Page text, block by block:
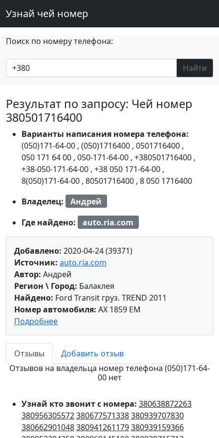
Узнай чей номер
Поиск по номеру телефона:
Найти
Результат по запросу: Чей номер
380501716400
Варианты написания номера телефона:
(050)171-64-00 , (050)1716400 , 0501716400 ,
050 171 64 00 , 050-171-64-00 , +380501716400 ,
+38-050-171-64-00 , +38 050 171-64-00 ,
8(050)171-64-00 , 80501716400 , 8 050 1716400
Владелец:
Андрей
Где найдено:
auto.ria.com
Добавлено: 2020-04-24 (39371)
Источник: auto.ria.com
Автор: Андрей
Регион \ Город: Балаклея
Найдено: Ford Transit груз. TREND 2011
Номер автомобиля: AX 1859 EM
Подробнее
Отзывы
Добавить отзыв
Отзывов на владельца номер телефона (050)171-64-
00 нет
Узнай кто звонит с номера: 380638872263
380956305572380677571338380939707830
380662901048380941261179380939159366